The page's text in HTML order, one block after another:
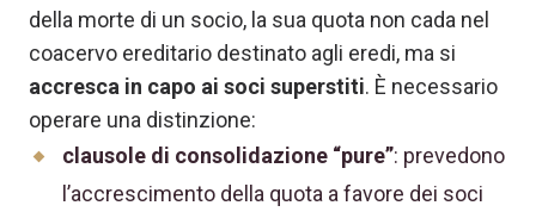
della morte di un socio, la sua quota non cada nel
coacervo ereditario destinato agli eredi, ma si
accresca in capo ai soci superstiti. È necessario
operare una distinzione:
clausole di consolidazione “pure”: prevedono
l’accrescimento della quota a favore dei soci